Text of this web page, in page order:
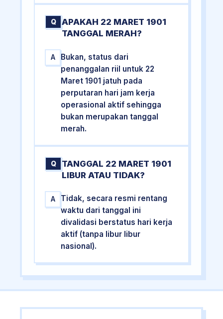
Q
APAKAH 22 MARET 1901
TANGGAL MERAH?
A
Bukan, status dari
penanggalan riil untuk 22
Maret 1901 jatuh pada
perputaran hari jam kerja
operasional aktif sehingga
bukan merupakan tanggal
merah.
Q
TANGGAL 22 MARET 1901
LIBUR ATAU TIDAK?
A
Tidak, secara resmi rentang
waktu dari tanggal ini
divalidasi berstatus hari kerja
aktif (tanpa libur libur
nasional).